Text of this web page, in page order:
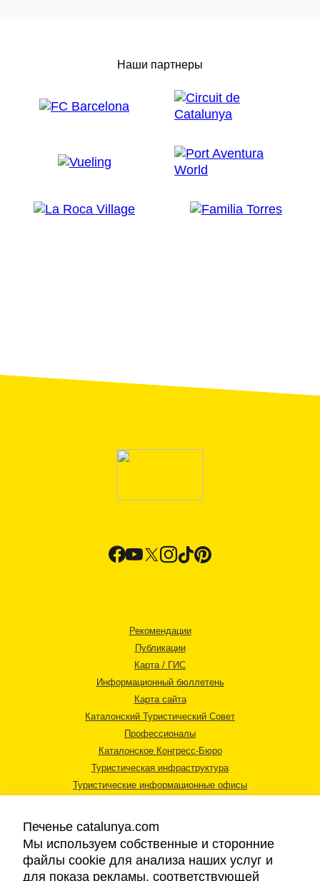
Наши партнеры
Рекомендации
Публикации
Карта / ГИС
Информационный бюллетень
Карта сайта
Каталонский Туристический Совет
Профессионалы
Каталонское Конгресс-Бюро
Туристическая инфраструктура
Туристические информационные офисы
Печенье catalunya.com
Мы используем собственные и сторонние
файлы cookie для анализа наших услуг и
для показа рекламы, соответствующей